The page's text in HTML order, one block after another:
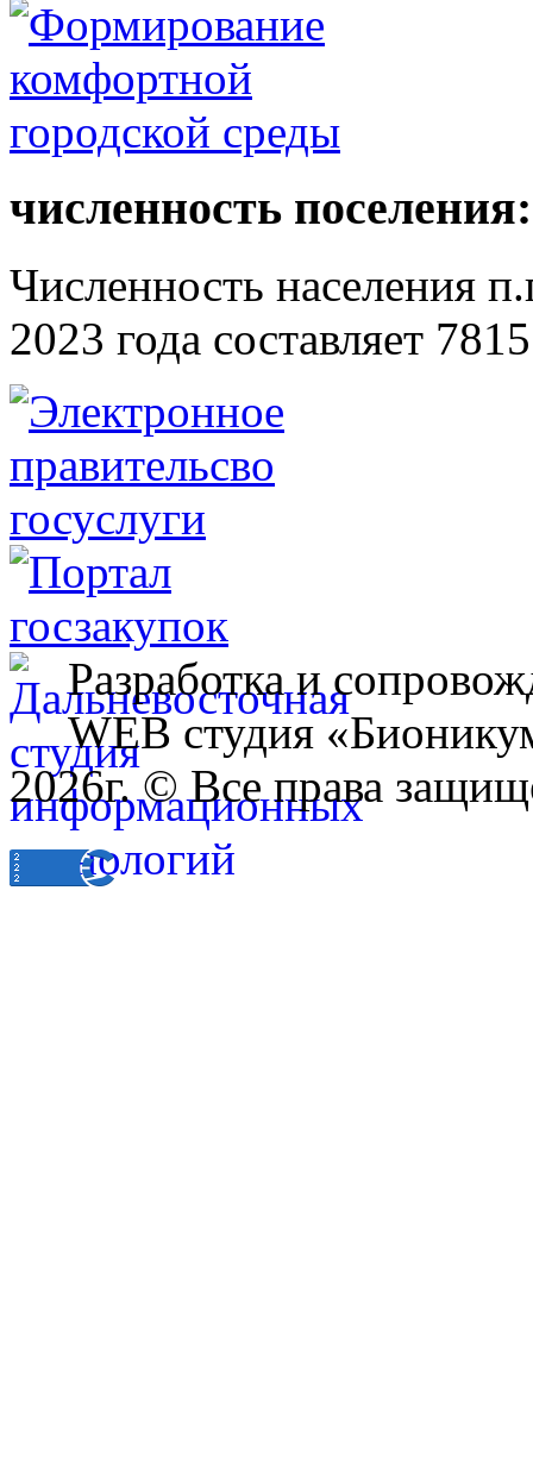
численность поселения:
Численность населения
2023 года составляет
Разработка и
WEB студия
2026г. © Все права